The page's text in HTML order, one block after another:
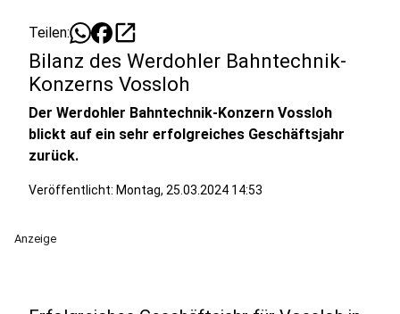
Teilen: open_in_new
Bilanz des Werdohler Bahntechnik-
Konzerns Vossloh
Der Werdohler Bahntechnik-Konzern Vossloh
blickt auf ein sehr erfolgreiches Geschäftsjahr
zurück.
Veröffentlicht: Montag, 25.03.2024 14:53
Anzeige